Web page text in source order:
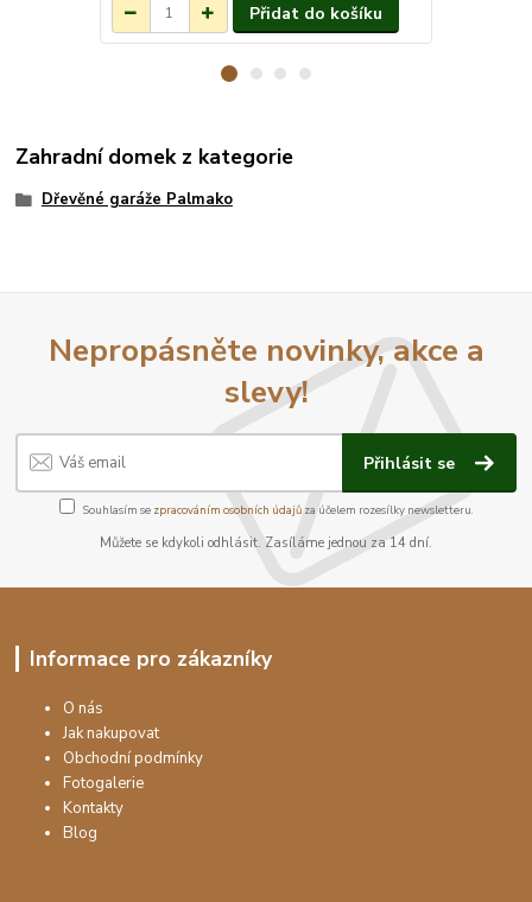
Přidat do košíku
Zahradní domek z kategorie
Dřevěné garáže Palmako
Nepropásněte novinky, akce a
slevy!
Přihlásit se
Souhlasím se zpracováním osobních údajůza účelem rozesílky newsletteru.
Můžete se kdykoli odhlásit. Zasíláme jednou za 14 dní.
Informace pro zákazníky
O nás
Jak nakupovat
Obchodní podmínky
Fotogalerie
Kontakty
Blog